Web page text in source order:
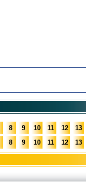
8 9 10 11 12 13
8 9 10 11 12 13